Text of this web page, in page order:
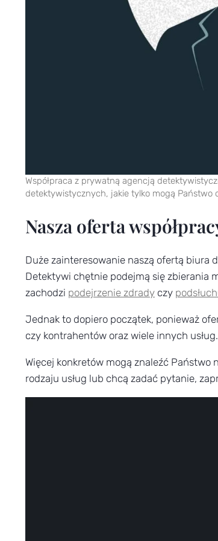
Współpraca z prywatną agencją
detektywistycznych, jakie tylko mogą Państwo
Nasza oferta
Duże zainteresowanie naszą ofertą biura
Detektywi chętnie podejmą się zbierania
zachodzi podejrzenie zdrady czy
Jednak to dopiero początek, ponieważ
czy kontrahentów oraz wiele innych usług.
Więcej konkretów mogą znaleźć Państwo
rodzaju usług lub chcą zadać pytanie,